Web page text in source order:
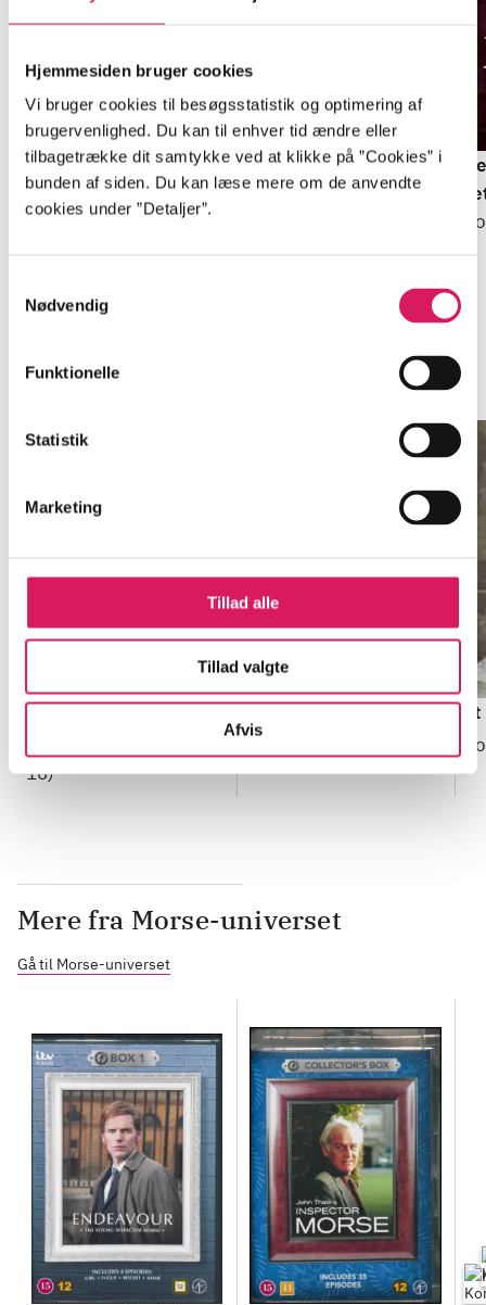
Hjemmesiden bruger cookies
Vi bruger cookies til besøgsstatistik og optimering af
brugervenlighed. Du kan til enhver tid ændre eller
tilbagetrække dit samtykke ved at klikke på ”Cookies” i
bunden af siden. Du kan læse mere om de anvendte
cookies under ”Detaljer”.
Nødvendig
Funktionelle
Statistik
Marketing
Tillad alle
Tillad valgte
Afvis
BEGYND MED DENNE
Del 1-3 -Sidste bus til
Woodstock: Sidst hun
blev set: Nicholas
Quinns tavse verden
Colin Dexter
BEGYND MED DENNE
Del 1 -Sidste bus til
Woodstock : en
inspector Morse krimi
Colin Dexter
Minder om
1222
16)
Isola : kriminalroman
Mere fra Morse-universet
Gå til Morse-universet